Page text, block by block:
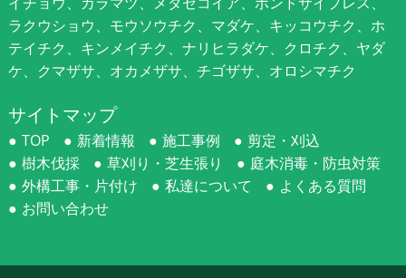
ラクウショウ、モウソウチク、マダケ、キッコウチク、ホ
テイチク、キンメイチク、ナリヒラダケ、クロチク、ヤダ
ケ、クマザサ、オカメザサ、チゴザサ、オロシマチク
サイトマップ
TOP 新着情報 施工事例
剪定・刈込
樹木伐採
草刈り・芝生張り
庭木消毒・防虫対策
外構工事・片付け
私達について
よくある質問
お問い合わせ